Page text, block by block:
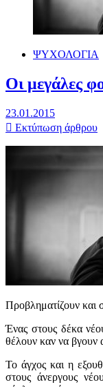
ΨΥΧΟΛΟΓΙΑ
Οι μεγάλες
23.01.2015
Εκτύπωση άρθρου
Προβληματίζουν και
Ένας στους δέκα
θέλουν καν να βγουν
Το άγχος και η
στους άνεργους